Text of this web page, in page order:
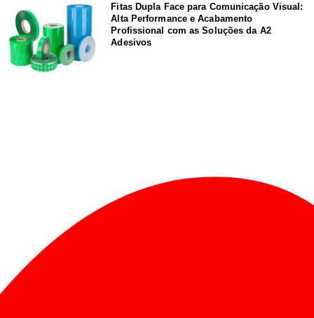
Fitas Dupla Face para Comunicação Visual:
Alta Performance e Acabamento
Profissional com as Soluções da A2
Adesivos